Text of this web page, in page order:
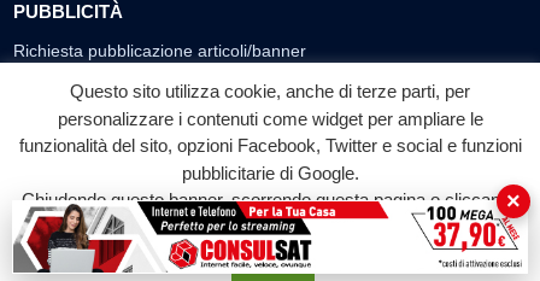
PUBBLICITÀ
Richiesta pubblicazione articoli/banner
SEGUICI SUI SOCIAL
f
Facebook
◎ ▶
YouTube
© 2026 LABTV - Tutti i diritti riservati
Questo sito utilizza cookie, anche di terze parti, per
personalizzare i contenuti come widget per ampliare le
funzionalità del sito, opzioni Facebook, Twitter e social e funzioni
pubblicitarie di Google.
Chiudendo questo banner, scorrendo questa pagina o cliccando
su qualunque suo elemento acconsenti all'uso dei cookie.
Accetta
×